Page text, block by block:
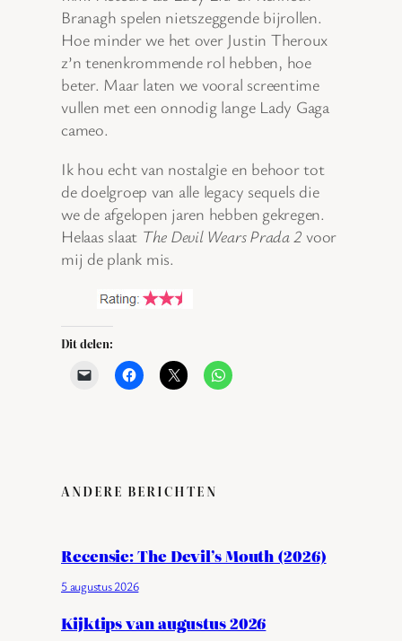
Branagh spelen nietszeggende bijrollen.
Hoe minder we het over Justin Theroux
z’n tenenkrommende rol hebben, hoe
beter. Maar laten we vooral screentime
vullen met een onnodig lange Lady Gaga
cameo.
Ik hou echt van nostalgie en behoor tot
de doelgroep van alle legacy sequels die
we de afgelopen jaren hebben gekregen.
Helaas slaat The Devil Wears Prada 2 voor
mij de plank mis.
Dit delen:
ANDERE BERICHTEN
Recensie: The Devil’s Mouth (2026)
5 augustus 2026
Kijktips van augustus 2026